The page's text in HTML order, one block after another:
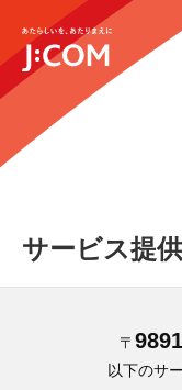
サービス提
〒
以下のサ